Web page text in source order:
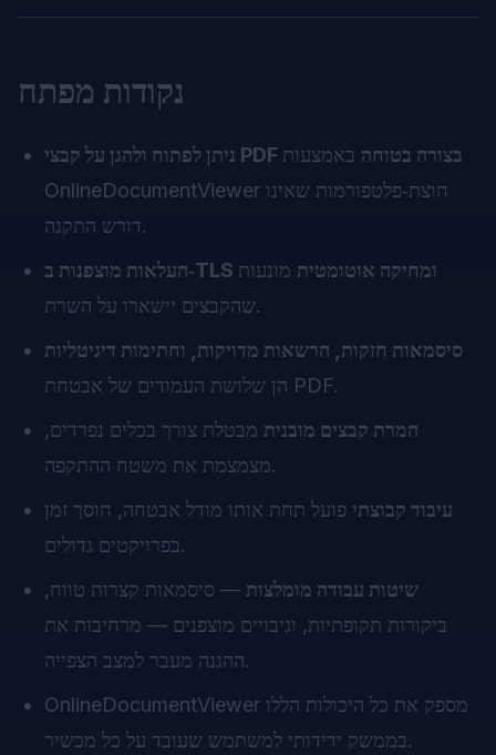
נקודות מפתח
ניתן לפתוח ולהגן על קבצי PDF בצורה בטוחה באמצעות
OnlineDocumentViewer חוצת‑פלטפורמות שאינו
דורש התקנה.
העלאות מוצפנות ב‑TLS ומחיקה אוטומטית מונעות
שהקבצים יישארו על השרת.
סיסמאות חזקות, הרשאות מדויקות, וחתימות דיגיטליות
הן שלושת העמודים של אבטחת PDF.
המרת קבצים מובנית מבטלת צורך בכלים נפרדים,
מצמצמת את משטח ההתקפה.
עיבוד קבוצתי פועל תחת אותו מודל אבטחה, חוסך זמן
בפרויקטים גדולים.
שיטות עבודה מומלצות — סיסמאות קצרות טווח,
ביקורות תקופתיות, וגיבויים מוצפנים — מרחיבות את
ההגנה מעבר למצב הצפייה.
OnlineDocumentViewer מספק את כל היכולות הללו
בממשק ידידותי למשתמש שעובד על כל מכשיר.